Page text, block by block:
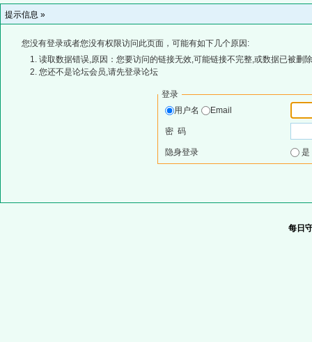
提示信息 »
您没有登录或者您没有权限访问此页面，可能有如下几个原因:
读取数据错误,原因：您要访问的链接无效,可能链接不完整,或数据已被删
您还不是论坛会员,请先登录论坛
登录
用户名
Email
密 码
隐身登录
每日